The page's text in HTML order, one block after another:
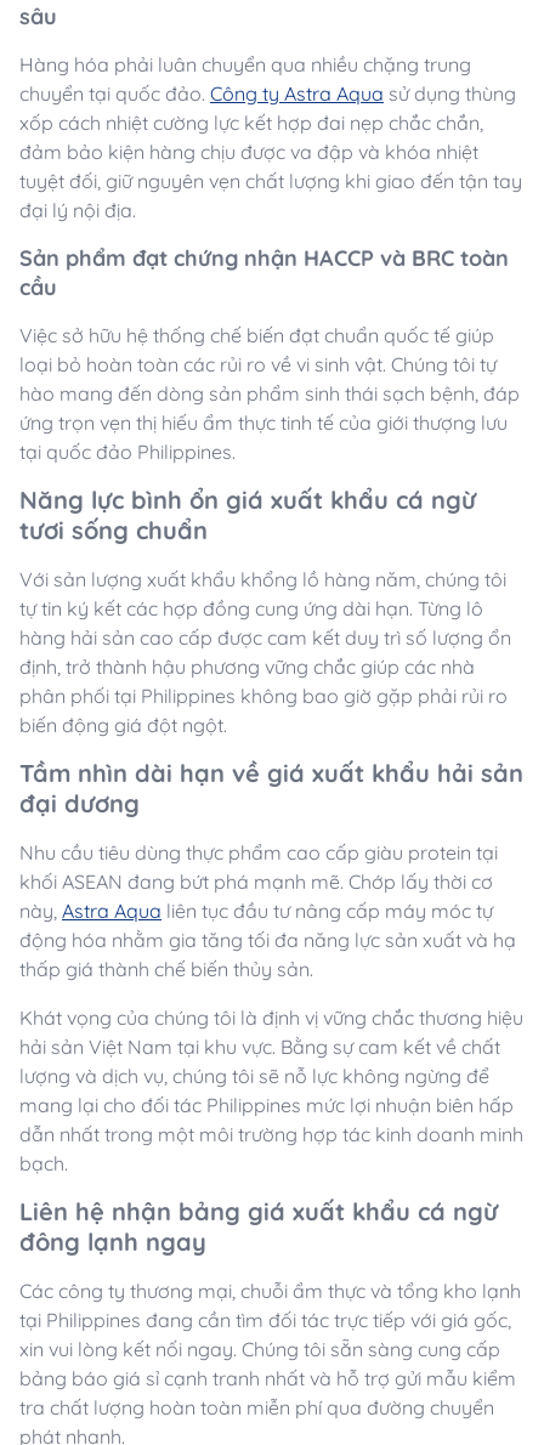
sâu
Hàng hóa phải luân chuyển qua nhiều chặng trung
chuyển tại quốc đảo. Công ty Astra Aqua sử dụng thùng
xốp cách nhiệt cường lực kết hợp đai nẹp chắc chắn,
đảm bảo kiện hàng chịu được va đập và khóa nhiệt
tuyệt đối, giữ nguyên vẹn chất lượng khi giao đến tận tay
đại lý nội địa.
Sản phẩm đạt chứng nhận HACCP và BRC toàn
cầu
Việc sở hữu hệ thống chế biến đạt chuẩn quốc tế giúp
loại bỏ hoàn toàn các rủi ro về vi sinh vật. Chúng tôi tự
hào mang đến dòng sản phẩm sinh thái sạch bệnh, đáp
ứng trọn vẹn thị hiếu ẩm thực tinh tế của giới thượng lưu
tại quốc đảo Philippines.
Năng lực bình ổn giá xuất khẩu cá ngừ
tươi sống chuẩn
Với sản lượng xuất khẩu khổng lồ hàng năm, chúng tôi
tự tin ký kết các hợp đồng cung ứng dài hạn. Từng lô
hàng hải sản cao cấp được cam kết duy trì số lượng ổn
định, trở thành hậu phương vững chắc giúp các nhà
phân phối tại Philippines không bao giờ gặp phải rủi ro
biến động giá đột ngột.
Tầm nhìn dài hạn về giá xuất khẩu hải sản
đại dương
Nhu cầu tiêu dùng thực phẩm cao cấp giàu protein tại
khối ASEAN đang bứt phá mạnh mẽ. Chớp lấy thời cơ
này, Astra Aqua liên tục đầu tư nâng cấp máy móc tự
động hóa nhằm gia tăng tối đa năng lực sản xuất và hạ
thấp giá thành chế biến thủy sản.
Khát vọng của chúng tôi là định vị vững chắc thương hiệu
hải sản Việt Nam tại khu vực. Bằng sự cam kết về chất
lượng và dịch vụ, chúng tôi sẽ nỗ lực không ngừng để
mang lại cho đối tác Philippines mức lợi nhuận biên hấp
dẫn nhất trong một môi trường hợp tác kinh doanh minh
bạch.
Liên hệ nhận bảng giá xuất khẩu cá ngừ
đông lạnh ngay
Các công ty thương mại, chuỗi ẩm thực và tổng kho lạnh
tại Philippines đang cần tìm đối tác trực tiếp với giá gốc,
xin vui lòng kết nối ngay. Chúng tôi sẵn sàng cung cấp
bảng báo giá sỉ cạnh tranh nhất và hỗ trợ gửi mẫu kiểm
tra chất lượng hoàn toàn miễn phí qua đường chuyển
phát nhanh.